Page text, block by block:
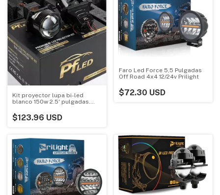
Kit proyector lupa bi-led
blanco 150w 2.5' pulgadas.
$123.96 USD
Faro Led Force 5,5 Pulgadas
Off Road 4x4 12/24v Prilight
$72.30 USD